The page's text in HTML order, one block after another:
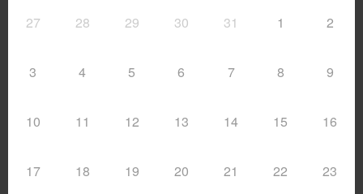
27 28 29 30 31 1 2
3 4 5 6 7 8 9
10 11 12 13 14 15 16
17 18 19 20 21 22 23